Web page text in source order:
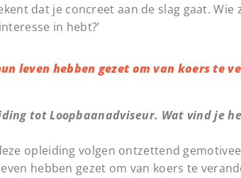
dat je concreet aan de slag gaat. Wie
in hebt?’
leven hebben gezet om van koers te
tot Loopbaanadviseur. Wat vind je
opleiding volgen ontzettend
hebben gezet om van koers te